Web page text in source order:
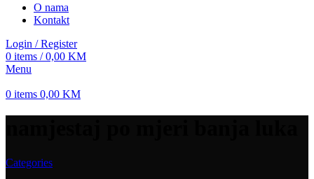
O nama
Kontakt
Login / Register
0 items / 0,00 KM
Menu
0 items 0,00 KM
Categories